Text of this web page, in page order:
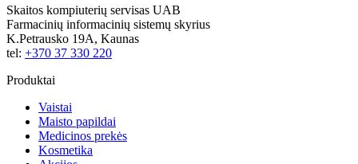
Skaitos kompiuterių servisas UAB
Farmacinių informacinių sistemų skyrius
K.Petrausko 19A, Kaunas
tel: +370 37 330 220
Produktai
Vaistai
Maisto papildai
Medicinos prekės
Kosmetika